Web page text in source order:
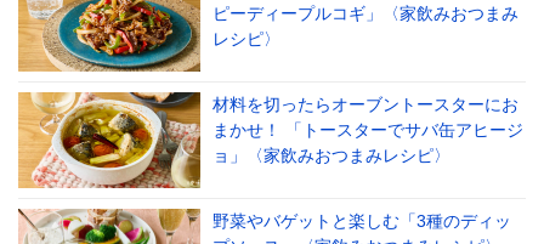
ピーディープルコギ」〈家飲みおつまみ
レシピ〉
材料を切ったらオーブントースターにお
まかせ！ 「トースターでサバ缶アヒージ
ョ」〈家飲みおつまみレシピ〉
野菜やバゲットと楽しむ「3種のディッ